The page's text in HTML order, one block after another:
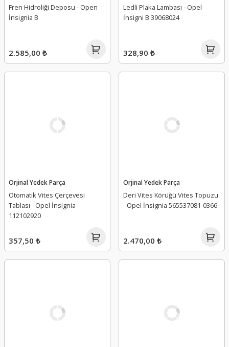
Fren Hidroliği Deposu - Open
İnsignia B
2.585,00 ₺
Ledli Plaka Lambası - Opel
İnsigni B 39068024
328,90 ₺
Orjinal Yedek Parça
Otomatik Vites Çerçevesi
Tablası - Opel İnsignia
112102920
357,50 ₺
Orjinal Yedek Parça
Deri Vites Körüğü Vites Topuzu
- Opel İnsignia 565537081-0366
2.470,00 ₺